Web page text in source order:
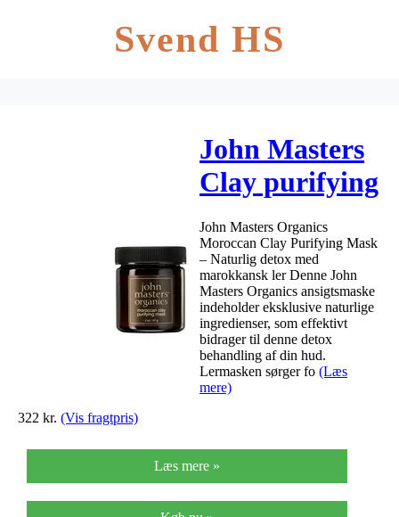
Svend HS
John Masters
Clay purifying
mask – 57 g
John Masters Organics
Moroccan Clay Purifying Mask
– Naturlig detox med
marokkansk ler Denne John
Masters Organics ansigtsmaske
indeholder eksklusive naturlige
ingredienser, som effektivt
bidrager til denne detox
behandling af din hud.
Lermasken sørger fo (Læs
mere)
322 kr. (Vis fragtpris)
Læs mere »